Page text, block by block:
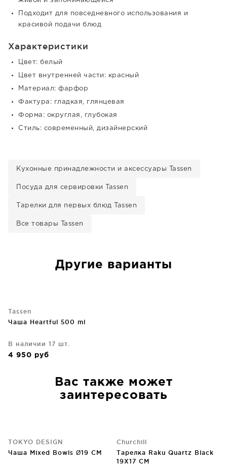
Подходит для повседневного использования и
красивой подачи блюд
Характеристики
Цвет: белый
Цвет внутренней части: красный
Материал: фарфор
Фактура: гладкая, глянцевая
Форма: округлая, глубокая
Стиль: современный, дизайнерский
Кухонные принадлежности и аксессуары Tassen
Посуда для сервировки Tassen
Тарелки для первых блюд Tassen
Все товары Tassen
Другие варианты
Tassen
Чаша Heartful 500 ml
В наличии 17 шт.
4 950 руб
Вас также может
заинтересовать
TOKYO DESIGN
Чаша Mixed Bowls Ø19 CM
Churchill
Тарелка Raku Quartz Black
19X17 CM